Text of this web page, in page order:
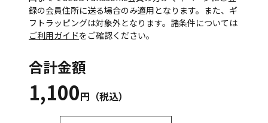
録の会員住所に送る場合のみ適用となります。また、ギ
フトラッピングは対象外となります。諸条件については
ご利用ガイドをご確認ください。
合計金額
1,100円（税込）